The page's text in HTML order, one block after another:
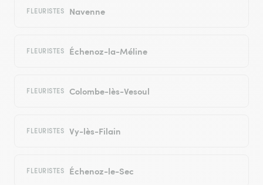
FLEURISTES Navenne
FLEURISTES Échenoz-la-Méline
FLEURISTES Colombe-lès-Vesoul
FLEURISTES Vy-lès-Filain
FLEURISTES Échenoz-le-Sec